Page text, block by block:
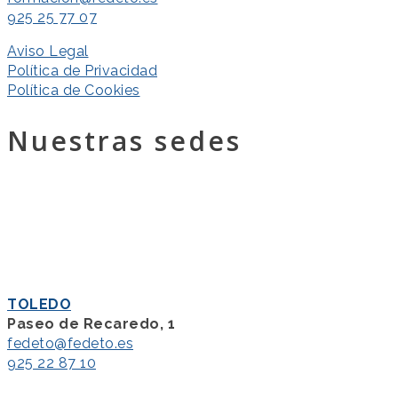
925 25 77 07
Aviso Legal
Política de Privacidad
Política de Cookies
Nuestras sedes
TOLEDO
Paseo de Recaredo, 1
fedeto@fedeto.es
925 22 87 10